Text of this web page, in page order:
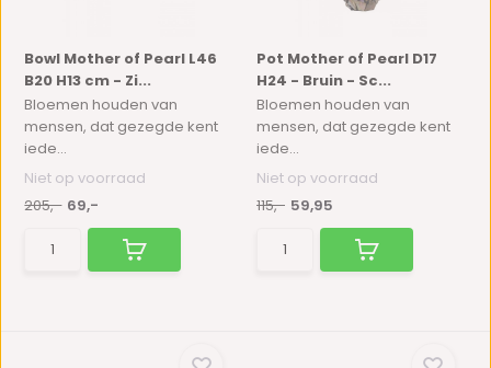
Bowl Mother of Pearl L46
B20 H13 cm - Zi...
Bloemen houden van
mensen, dat gezegde kent
iede...
Niet op voorraad
205,- 69,-
Pot Mother of Pearl D17
H24 - Bruin - Sc...
Bloemen houden van
mensen, dat gezegde kent
iede...
Niet op voorraad
115,- 59,95